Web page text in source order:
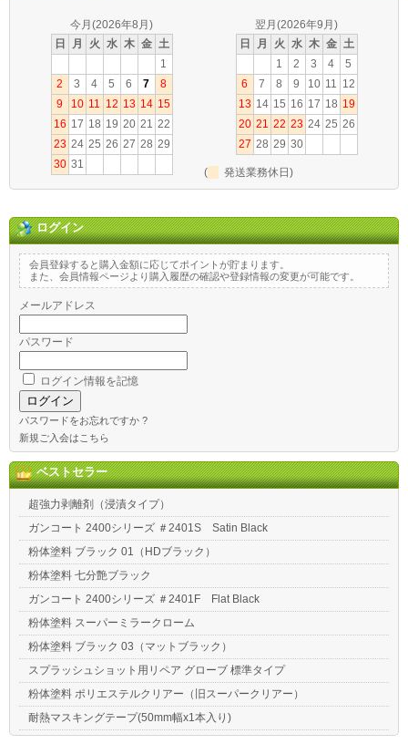
今月(2026年8月)
日
月 火 水 木 金 土
1
2
3 4 5 6 7
8
9
10 11 12 13 14 15
16 17 18 19 20 21 22
23 24 25 26 27 28 29
30 31
翌月(2026年9月)
日
月 火 水 木 金 土
1
2 3 4
5
6
7 8 9 10 11 12
13 14 15 16 17 18 19
20 21 22 23 24 25 26
27 28 29 30
( 発送業務休日)
ログイン
会員登録すると購入金額に応じてポイントが貯まります。
また、会員情報ページより購入履歴の確認や登録情報の変更が可能です。
メールアドレス
パスワード
ログイン情報を記憶
パスワードをお忘れですか ?
新規ご入会はこちら
ベストセラー
超強力剥離剤（浸漬タイプ）
ガンコート 2400シリーズ ＃2401S Satin Black
粉体塗料 ブラック 01（HDブラック）
粉体塗料 七分艶ブラック
ガンコート 2400シリーズ ＃2401F Flat Black
粉体塗料 スーパーミラークローム
粉体塗料 ブラック 03（マットブラック）
スプラッシュショット用リペア グローブ 標準タイプ
粉体塗料 ポリエステルクリアー（旧スーパークリアー）
耐熱マスキングテープ(50mm幅x1本入り)